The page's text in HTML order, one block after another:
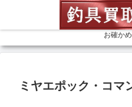
釣具を売るなら高価買取の釣具買取
ル、ロッド等、釣具なら何でも、お
お確かめ
ミヤエポック・コマ